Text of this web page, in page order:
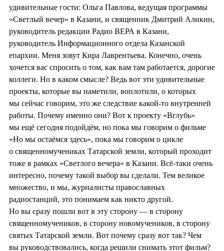
удивительные гости: Ольга Павлова, ведущая программы
«Светлый вечер» в Казани, и священник Дмитрий Аликин,
руководитель редакции Радио ВЕРА в Казани,
руководитель Информационного отдела Казанской
епархии. Меня зовут Кира Лаврентьева. Конечно, очень
хочется вас спросить о том, как вам там работается, дорогие
коллеги. Но в каком смысле? Ведь вот эти удивительные
проекты, которые вы наметили, воплотили, о которых
мы сейчас говорим, это же следствие какой-то внутренней
работы. Почему именно они? Вот к проекту «Вглубь»
мы ещё сегодня подойдём, но пока мы говорим о фильме
«Но мы остаёмся здесь», пока мы говорим о цикле
о священномучениках Татарской земли, который проходит
тоже в рамках «Светлого вечера» в Казани. Всё-таки очень
интересно, почему такой выбор вы сделали. Тем великое
множество, и мы, журналисты православных
радиостанций, это понимаем как никто другой.
Но вы сразу пошли вот в эту сторону — в сторону
священномучеников, в сторону новомучеников, в сторону
святых Татарской земли. Вот почему сразу вот так? Чем
вы руководствовались, когда решили снимать этот фильм?